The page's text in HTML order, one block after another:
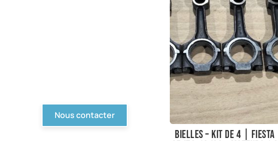
Nous contacter
Bielles – Kit de 4 | Fiesta